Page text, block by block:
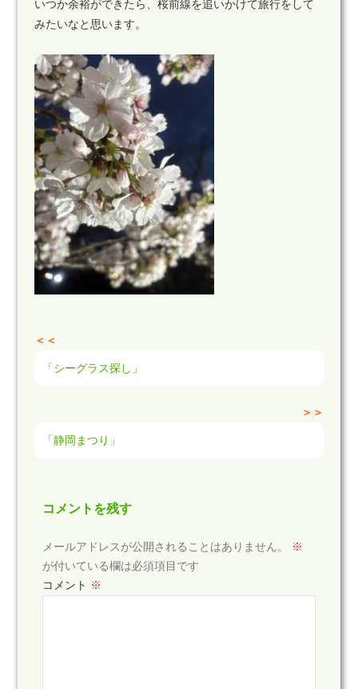
いつか余裕ができたら、桜前線を追いかけて旅行をして
みたいなと思います。
＜＜
「シーグラス探し」
＞＞
「静岡まつり」
コメントを残す
メールアドレスが公開されることはありません。
※
が付いている欄は必須項目です
コメント ※